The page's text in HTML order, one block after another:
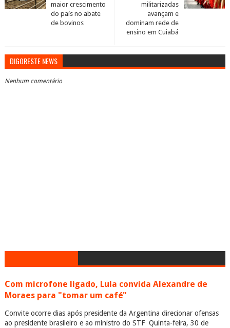
militarizadas
avançam e
dominam rede de
ensino em Cuiabá
maior crescimento
do país no abate
de bovinos
DIGORESTE NEWS
Nenhum comentário
Com microfone ligado, Lula convida Alexandre de
Moraes para "tomar um café"
Convite ocorre dias após presidente da Argentina direcionar ofensas
ao presidente brasileiro e ao ministro do STF Quinta-feira, 30 de